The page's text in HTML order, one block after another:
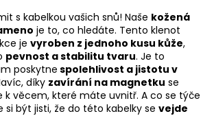
a
c
í
p
r
v
k
s kabelkou vašich snů! Naše kožená
je to, co hledáte. Tento klenot
je vyroben z jednoho kusu kůže,
pevnost a stabilitu tvaru. Je to
poskytne spolehlivost a jistotu v
díky zavírání na magnetku se
k věcem, které máte uvnitř. A co se týče
si být jisti, že do této kabelky se vejde